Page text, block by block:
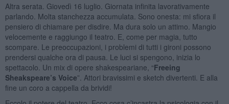
Altra serata. Giovedì 16 luglio. Giornata infinita lavorativamente
parlando. Molta stanchezza accumulata. Sono onesta: mi sfiora il
pensiero di chiamare per disdire. Ma dura solo un attimo. Mangio
velocemente e raggiungo il teatro. E, come per magia, tutto
scompare. Le preoccupazioni, i problemi di tutti i gironi possono
prendersi qualche ora di pausa. Le luci si spengono, inizia lo
spettacolo. Un mix di opere shakespeariane, “Freeing
Sheakspeare’s Voice”. Attori bravissimi e sketch divertenti. E alla
fine un coro a cappella da brividi!